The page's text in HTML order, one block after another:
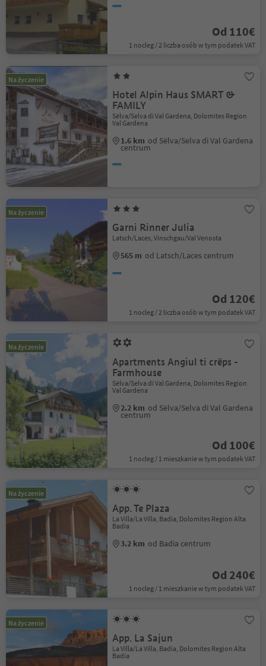
Od 110€
1 nocleg / 2 liczba osób w tym podatek VAT
Na życzenie
Hotel Alpin Haus SMART &
FAMILY
Sëlva/Selva di Val Gardena, Dolomites Region
Val Gardena
1.6 km od Sëlva/Selva di Val Gardena
centrum
Na życzenie
Garni Rinner Julia
Latsch/Laces, Vinschgau/Val Venosta
565 m od Latsch/Laces centrum
Od 120€
1 nocleg / 2 liczba osób w tym podatek VAT
Na życzenie
Apartments Angiul ti crëps -
Farmhouse
Sëlva/Selva di Val Gardena, Dolomites Region
Val Gardena
2.2 km od Sëlva/Selva di Val Gardena
centrum
Od 100€
1 nocleg / 1 mieszkanie w tym podatek VAT
Na życzenie
App. Te Plaza
La Villa/La Villa, Badia, Dolomites Region Alta
Badia
3.2 km od Badia centrum
Od 240€
1 nocleg / 1 mieszkanie w tym podatek VAT
Na życzenie
App. La Sajun
La Villa/La Villa, Badia, Dolomites Region Alta
Badia